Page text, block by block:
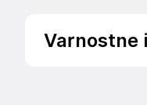
Varnostne